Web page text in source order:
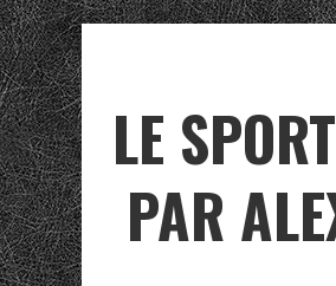
LE
PAR